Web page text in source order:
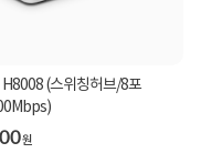
H8008 (스위칭허브/8포
원